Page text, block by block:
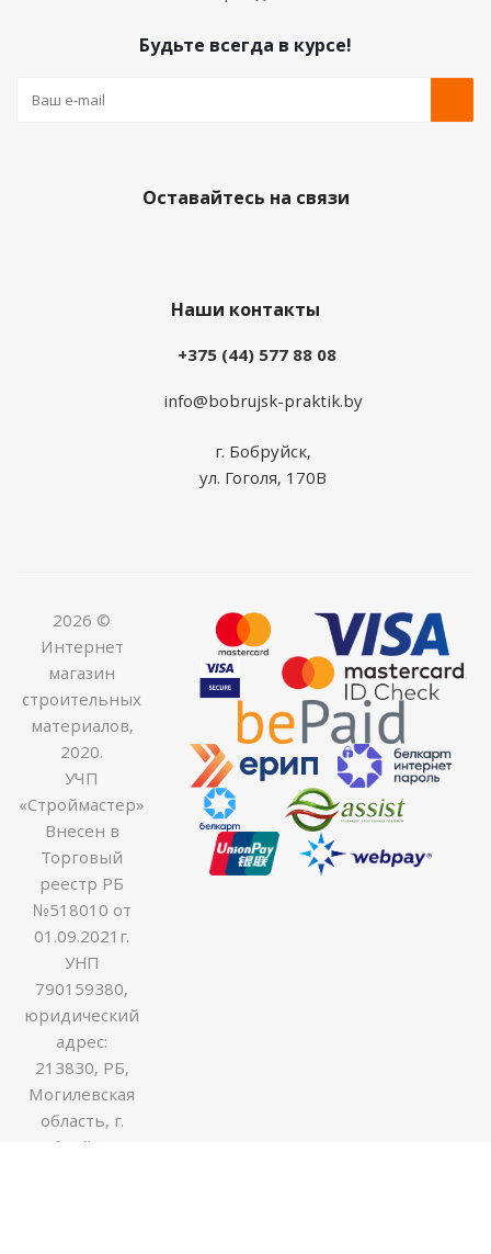
Будьте всегда в курсе!
Оставайтесь на связи
Наши контакты
+375 (44) 577 88 08
info@bobrujsk-praktik.by
г. Бобруйск,
ул. Гоголя, 170В
2026 ©
Интернет
магазин
строительных
материалов,
2020.
УЧП
«Строймастер»
Внесен в
Торговый
реестр РБ
№518010 от
01.09.2021г.
УНП
790159380,
юридический
адрес:
213830, РБ,
Могилевская
область, г.
Бобруйск ул.